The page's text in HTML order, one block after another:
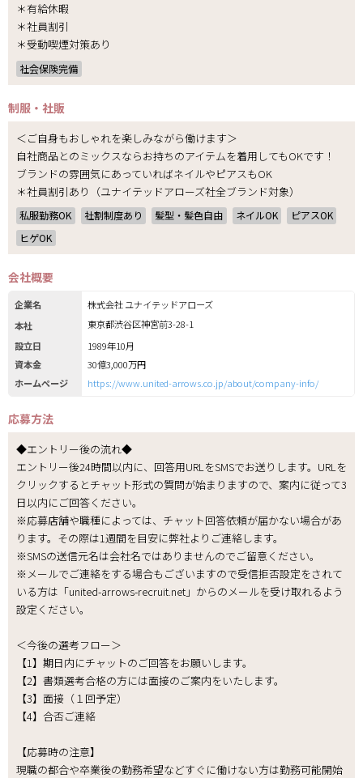
＊有給休暇
＊社員割引
＊受動喫煙対策あり
社会保険完備
制服・社販
＜ご自身もおしゃれを楽しみながら働けます＞
自社商品とのミックスならお持ちのアイテムを着用してもOKです！
ブランドの雰囲気にあっていればネイルやピアスもOK
＊社員割引あり（ユナイテッドアローズ社全ブランド対象）
私服勤務OK 社割制度あり 髪型・髪色自由 ネイルOK
ピアスOK
ヒゲOK
会社概要
企業名
株式会社 ユナイテッドアローズ
本社
東京都渋谷区神宮前3-28-1
設立日
1989年10月
資本金
30億3,000万円
ホームページ
https://www.united-arrows.co.jp/about/company-info/
応募方法
◆エントリー後の流れ◆
エントリー後24時間以内に、回答用URLをSMSでお送りします。URLを
クリックするとチャット形式の質問が始まりますので、案内に従って3
日以内にご回答ください。
※応募店舗や職種によっては、チャット回答依頼が届かない場合があ
ります。その際は1週間を目安に弊社よりご連絡します。
※SMSの送信元名は会社名ではありませんのでご留意ください。
※メールでご連絡をする場合もございますので受信拒否設定をされて
いる方は「united-arrows-recruit.net」からのメールを受け取れるよう
設定ください。
＜今後の選考フロー＞
【1】期日内にチャットのご回答をお願いします。
【2】書類選考合格の方には面接のご案内をいたします。
【3】面接（１回予定）
【4】合否ご連絡
【応募時の注意】
現職の都合や卒業後の勤務希望などすぐに働けない方は勤務可能開始